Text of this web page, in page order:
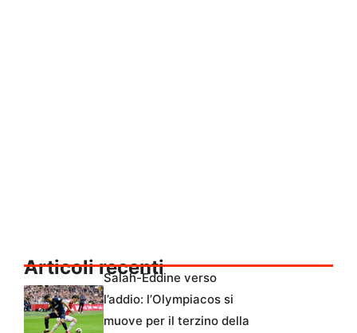
Articoli recenti
Salah-Eddine verso
l’addio: l’Olympiacos si
muove per il terzino della